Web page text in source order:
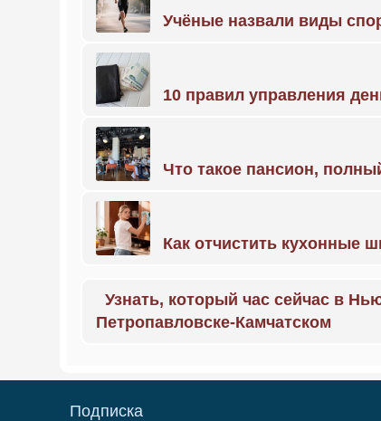
Учёные назвали виды
10 правил управления
Что такое пансион,
Как отчистить кухонные
Узнать, который час сейчас в
Петропавловске-Камчатском
Подписка